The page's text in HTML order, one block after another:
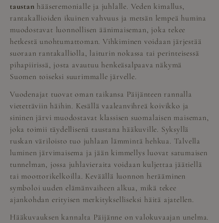
taustan hääseremonialle ja juhlalle. Veden kimallus,
rantakallioiden ikuinen vahvuus ja metsän lempeä humina
muodostavat luonnollisen äänimaiseman, joka tekee
hetkestä unohtumattoman. Vihkiminen voidaan järjestää
suoraan rantakalliolla, laiturin nokassa tai perinteisessä
pihapiirissä, josta avautuu henkeäsalpaava näkymä
Suomen toiseksi suurimmalle järvelle.
Vuodenajat tuovat oman taikansa Päijänteen rannalla
vietettäviin häihin. Kesällä vaaleanvihreä koivikko ja
sininen järvi muodostavat klassisen suomalaisen maiseman,
joka toimii täydellisenä taustana hääkuville. Syksyllä
ruskan väriloisto tuo juhlaan lämmintä hehkua. Talvella
luminen järvimaisema ja jään kimmellys luovat satumaisen
tunnelman, jossa juhlavieraita voidaan kuljettaa jäätiellä
tai moottorikelkoilla. Keväällä luonnon herääminen
symboloi uuden elämänvaiheen alkua, mikä tekee
ajankohdan erityisen merkitykselliseksi häitä ajatellen.
Hääkuvauksen kannalta Päijänne on valokuvaajan unelma.